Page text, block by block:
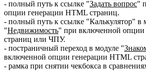
- полный путь к ссылке "Задать вопрос"
опции генерации HTML страниц.
- полный путь к ссылке "Калькулятор" в
"Недвижимость" при включенной
страниц или ЧПУ.
- постраничный переход в модуле "
включенной опции генерации HTML
- рамка при снятии чекбокса в